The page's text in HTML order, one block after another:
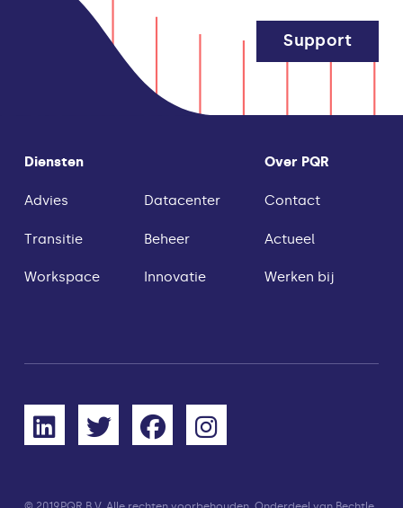
Diensten
Advies
Transitie
Workspace
Datacenter
Beheer
Innovatie
Over PQR
Contact
Actueel
Werken bij
Support